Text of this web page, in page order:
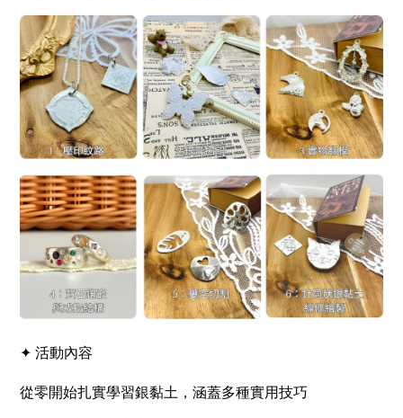
✦ 活動內容
從零開始扎實學習銀黏土，涵蓋多種實用技巧